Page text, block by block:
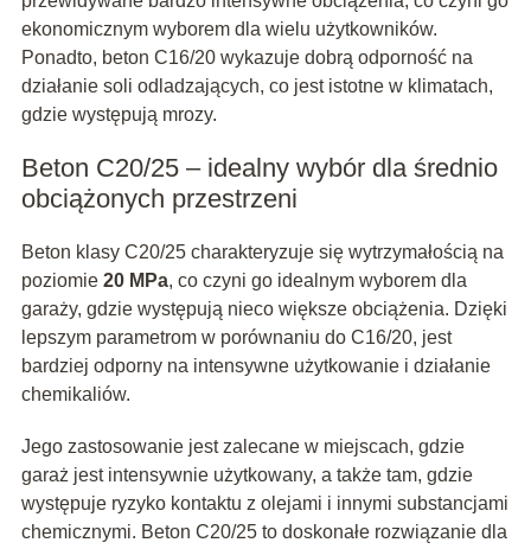
ekonomicznym wyborem dla wielu użytkowników.
Ponadto, beton C16/20 wykazuje dobrą odporność na
działanie soli odladzających, co jest istotne w klimatach,
gdzie występują mrozy.
Beton C20/25 – idealny wybór dla średnio
obciążonych przestrzeni
Beton klasy C20/25 charakteryzuje się wytrzymałością na
poziomie 20 MPa, co czyni go idealnym wyborem dla
garaży, gdzie występują nieco większe obciążenia. Dzięki
lepszym parametrom w porównaniu do C16/20, jest
bardziej odporny na intensywne użytkowanie i działanie
chemikaliów.
Jego zastosowanie jest zalecane w miejscach, gdzie
garaż jest intensywnie użytkowany, a także tam, gdzie
występuje ryzyko kontaktu z olejami i innymi substancjami
chemicznymi. Beton C20/25 to doskonałe rozwiązanie dla